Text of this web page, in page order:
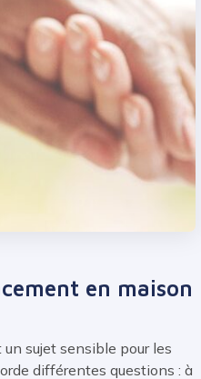
en maison
sujet sensible pour les
différentes questions : à